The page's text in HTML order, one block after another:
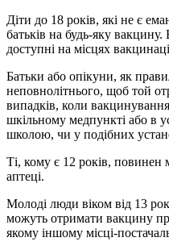
Діти до 18 років, які не є
батьків на будь-яку
доступні на місцях
Батьки або опікуни, як
неповнолітнього, щоб той
випадків, коли вакцинування
шкільному медпункті або в
школою, чи у подібних
Ті, кому є 12 років, повинен
аптеці.
Молоді люди віком від 13
можуть отримати вакцину
якому іншому місці-